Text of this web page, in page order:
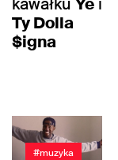
Ty Dolla
$igna
#muzyka